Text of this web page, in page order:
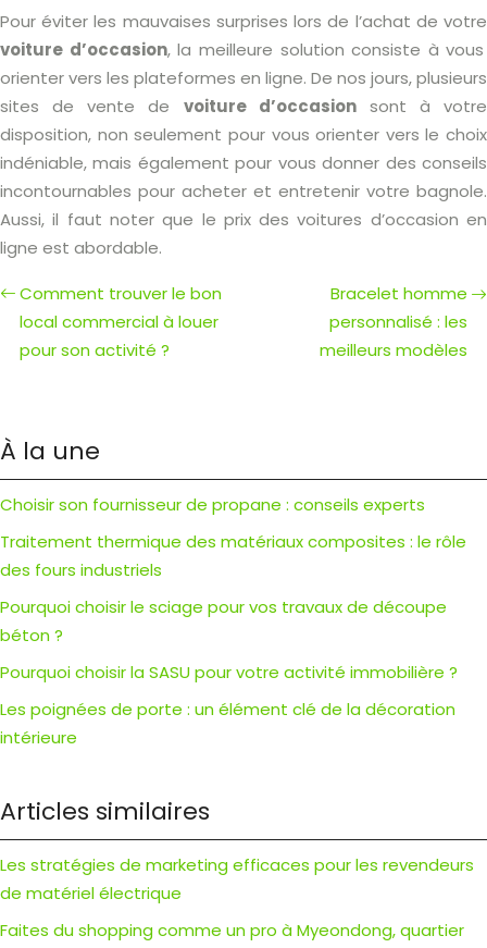
Pour éviter les mauvaises surprises lors de l’achat de votre
voiture d’occasion, la meilleure solution consiste à vous
orienter vers les plateformes en ligne. De nos jours, plusieurs
sites de vente de voiture d’occasionsont à votre
disposition, non seulement pour vous orienter vers le choix
indéniable, mais également pour vous donner des conseils
incontournables pour acheter et entretenir votre bagnole.
Aussi, il faut noter que le prix des voitures d’occasion en
ligne est abordable.
Comment trouver le bon
local commercial à louer
pour son activité ?
Bracelet homme
personnalisé : les
meilleurs modèles
À la une
Choisir son fournisseur de propane : conseils experts
Traitement thermique des matériaux composites : le rôle
des fours industriels
Pourquoi choisir le sciage pour vos travaux de découpe
béton ?
Pourquoi choisir la SASU pour votre activité immobilière ?
Les poignées de porte : un élément clé de la décoration
intérieure
Articles similaires
Les stratégies de marketing efficaces pour les revendeurs
de matériel électrique
Faites du shopping comme un pro à Myeondong, quartier